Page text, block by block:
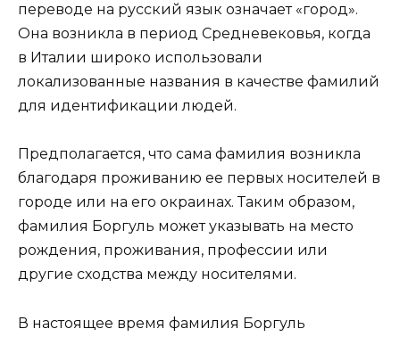
переводе на русский язык означает «город».
Она возникла в период Средневековья, когда
в Италии широко использовали
локализованные названия в качестве фамилий
для идентификации людей.
Предполагается, что сама фамилия возникла
благодаря проживанию ее первых носителей в
городе или на его окраинах. Таким образом,
фамилия Боргуль может указывать на место
рождения, проживания, профессии или
другие сходства между носителями.
В настоящее время фамилия Боргуль